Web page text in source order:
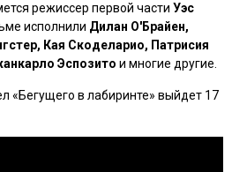
режиссер первой части Уэс
исполнили Дилан О'Брайен,
Кая Скоделарио, Патрисия
Эспозито и многие другие.
«Бегущего в лабиринте» выйдет 17